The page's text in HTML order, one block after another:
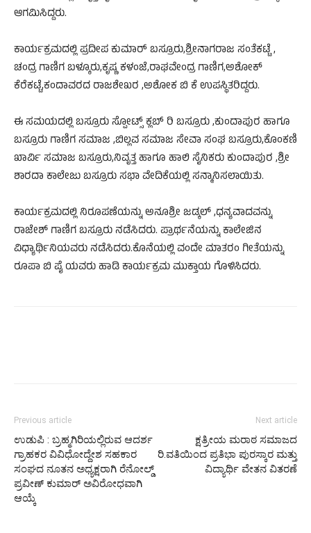
ಆಗಮಿಸಿದ್ದರು.
ಕಾರ್ಯಕ್ರಮದಲ್ಲಿ ಪ್ರದೀಪ ಕುಮಾರ್ ಬಸ್ರೂರು,ಶ್ರೀ‌ನಾಗರಾಜ ಸಂತೆಕಟ್ಟೆ ,
ಚಂದ್ರ ಗಾಣಿಗ ಬಳ್ಕೂರು,ಕೃಷ್ಣ ಕಳಂಜೆ,ರಾಘವೇಂದ್ರ ಗಾಣಿಗ,ಅಶೋಕ್
ಕೆರೆಕಟ್ಟೆ,ಕಂದಾವರದ ರಾಜಶೇಖರ ,ಅಶೋಕ ಬಿ ಕೆ ಉಪಸ್ಥಿತರಿದ್ದರು.
ಈ ಸಮಯದಲ್ಲಿ ಬಸ್ರೂರು ಸ್ಪೋಟ್ಸ್‌‌‌ ಕ್ಲಬ್ ರಿ ಬಸ್ರೂರು ,ಕುಂದಾಪುರ ಹಾಗೂ
ಬಸ್ರೂರು ಗಾಣಿಗ ಸಮಾಜ ,ಬಿಲ್ಲವ ಸಮಾಜ ಸೇವಾ ಸಂಘ ಬಸ್ರೂರು,ಕೊಂಕಣಿ
ಖಾರ್ವಿ ಸಮಾಜ ಬಸ್ರೂರು,ನಿವೃತ್ತ ಹಾಗೂ ಹಾಲಿ ಸೈನಿಕರು ಕುಂದಾಪುರ ,ಶ್ರೀ
ಶಾರದಾ ಕಾಲೇಜು ಬಸ್ರೂರು ಸಭಾ ವೇದಿಕೆಯಲ್ಲಿ‌ ಸನ್ಮಾನಿಸಲಾಯಿತು.
ಕಾರ್ಯಕ್ರಮದಲ್ಲಿ ನಿರೂಪಣೆಯನ್ನು ಅನೂಶ್ರೀ ಜಡ್ಕಲ್ ,ಧನ್ಯವಾದವನ್ನು
ರಾಜೇಶ್ ಗಾಣಿಗ ಬಸ್ರೂರು ನಡೆಸಿದರು. ಪ್ರಾರ್ಥನೆಯನ್ನು ಕಾಲೇಜಿ‌ನ
ವಿಧ್ಯಾರ್ಥಿನಿಯವರು ನಡೆಸಿದರು.ಕೊನೆಯಲ್ಲಿ ವಂದೇ ಮಾತರಂ ಗೀತೆಯನ್ನು
ರೂಪಾ ಬಿ ಪೈ ಯವರು ಹಾಡಿ‌ ಕಾರ್ಯಕ್ರಮ ಮುಕ್ತಾಯ ಗೊಳಿಸಿದರು.
Previous article
ಉಡುಪಿ : ಬ್ರಹ್ಮಗಿರಿಯಲ್ಲಿರುವ ಆದರ್ಶ
ಗ್ರಾಹಕರ ವಿವಿಧೋದ್ದೇಶ ಸಹಕಾರ
ಸಂಘದ ನೂತನ ಅಧ್ಯಕ್ಷರಾಗಿ ರೆನೋಲ್ಡ್
ಪ್ರವೀಣ್ ಕುಮಾರ್ ಅವಿರೋಧವಾಗಿ
ಆಯ್ಕೆ
Next article
ಕ್ಷತ್ರೀಯ ಮರಾಠ ಸಮಾಜದ
ರಿ.ವತಿಯಿಂದ ಪ್ರತಿಭಾ ಪುರಸ್ಕಾರ ಮತ್ತು
ವಿದ್ಯಾರ್ಥಿ ವೇತನ ವಿತರಣೆ